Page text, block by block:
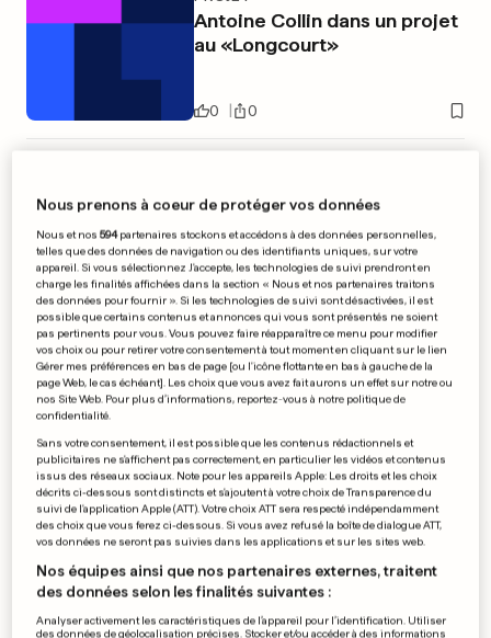
Antoine Collin dans un projet
au «Longcourt»
0 0
remonte
0 0
PUBLICITÉ
Nous prenons à coeur de protéger vos données
Nous et nos594partenaires stockons et accédons à des données personnelles,
telles que des données de navigation ou des identifiants uniques, sur votre
appareil. Si vous sélectionnez J'accepte, les technologies de suivi prendront en
charge les finalités affichées dans la section « Nous et nos partenaires traitons
des données pour fournir ». Si les technologies de suivi sont désactivées, il est
possible que certains contenus et annonces qui vous sont présentés ne soient
pas pertinents pour vous. Vous pouvez faire réapparaître ce menu pour modifier
vos choix ou pour retirer votre consentement à tout moment en cliquant sur le lien
Gérer mes préférences en bas de page [ou l'icône flottante en bas à gauche de la
page Web, le cas échéant]. Les choix que vous avez fait aurons un effet sur notre ou
nos Site Web. Pour plus d’informations, reportez-vous à notre politique de
confidentialité.
Sans votre consentement, il est possible que les contenus rédactionnels et
publicitaires ne s'affichent pas correctement, en particulier les vidéos et contenus
issus des réseaux sociaux. Note pour les appareils Apple: Les droits et les choix
décrits ci-dessous sont distincts et s'ajoutent à votre choix de Transparence du
suivi de l'application Apple (ATT). Votre choix ATT sera respecté indépendamment
des choix que vous ferez ci-dessous. Si vous avez refusé la boîte de dialogue ATT,
vos données ne seront pas suivies dans les applications et sur les sites web.
Nos équipes ainsi que nos partenaires externes, traitent
des données selon les finalités suivantes :
Analyser activement les caractéristiques de l’appareil pour l’identification. Utiliser
des données de géolocalisation précises. Stocker et/ou accéder à des informations